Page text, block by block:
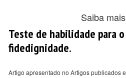
Saiba
Teste de habilidade para
fidedignidade.
Artigo apresentado no Artigos publicados